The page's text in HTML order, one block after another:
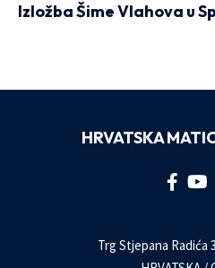
Izložba Šime Vlahova u
HRVATSKA
Trg Stjepana Radića